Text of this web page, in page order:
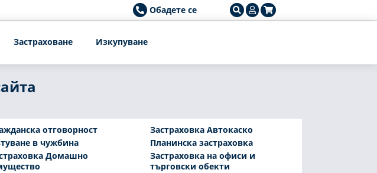
Обадете се
Застраховане Изкупуване
отговорност
Застраховка Автокаско
в чужбина
Планинска застраховка
Домашно
Застраховка на офиси и
търговски обекти